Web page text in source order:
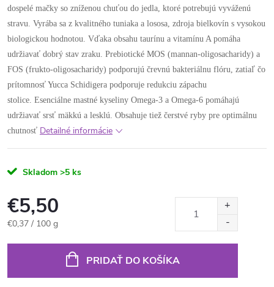
dospelé mačky so zníženou chuťou do jedla, ktoré potrebujú vyváženú
stravu. Vyrába sa z kvalitného tuniaka a lososa, zdroja bielkovín s vysokou
biologickou hodnotou. Vďaka obsahu taurínu a vitamínu A pomáha
udržiavať dobrý stav zraku. Prebiotické MOS (mannan-oligosacharidy) a
FOS (frukto-oligosacharidy) podporujú črevnú bakteriálnu flóru, zatiaľ čo
prítomnosť Yucca Schidigera podporuje redukciu zápachu
stolice. Esenciálne mastné kyseliny Omega-3 a Omega-6 pomáhajú
udržiavať srsť mäkkú a lesklú. Obsahuje tiež čerstvé ryby pre optimálnu
chutnosť Detailné informácie
Skladom >5 ks
€5,50
Jednotková
€0,37 / 100 g
PRIDAŤ DO KOŠÍKA